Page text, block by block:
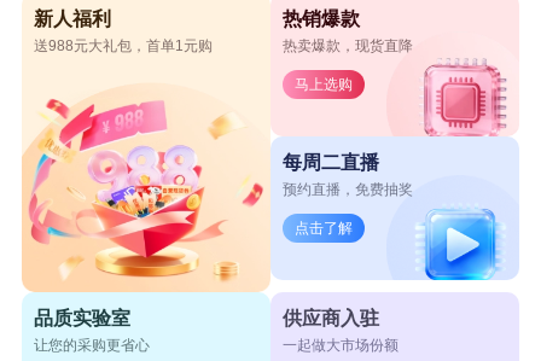
新人福利
送988元大礼包，首单1元购
热销爆款
热卖爆款，现货直降
马上选购
每周二直播
预约直播，免费抽奖
点击了解
品质实验室
让您的采购更省心
供应商入驻
一起做大市场份额